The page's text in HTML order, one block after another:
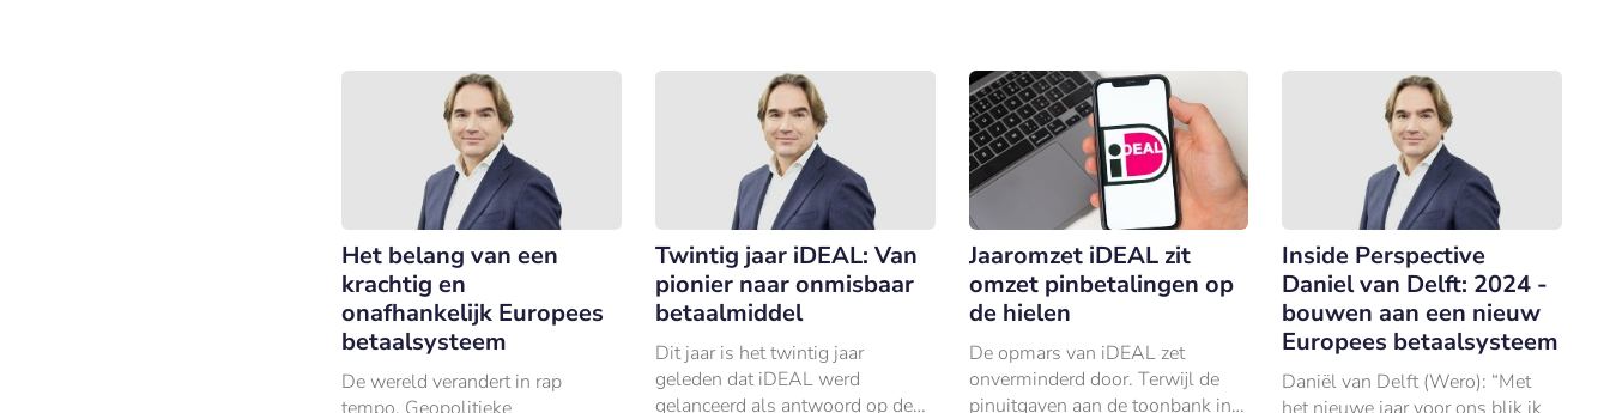
Het belang van een
krachtig en
onafhankelijk Europees
betaalsysteem
De wereld verandert in rap
Twintig jaar iDEAL: Van
pionier naar onmisbaar
betaalmiddel
Dit jaar is het twintig jaar
geleden dat iDEAL werd
gelanceerd als antwoord op de
Jaaromzet iDEAL zit
omzet pinbetalingen op
de hielen
De opmars van iDEAL zet
onverminderd door. Terwijl de
pinuitgaven aan de toonbank in
Inside Perspective
Daniel van Delft: 2024 -
bouwen aan een nieuw
Europees betaalsysteem
Daniël van Delft (Wero): “Met